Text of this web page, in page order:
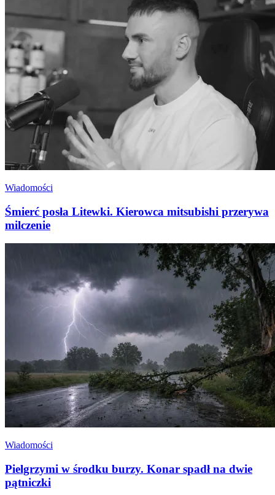
Wiadomości
Śmierć posła Litewki. Kierowca mitsubishi przerywa
milczenie
Wiadomości
Pielgrzymi w środku burzy. Konar spadł na dwie
pątniczki